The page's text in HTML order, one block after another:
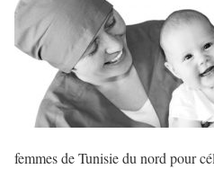
femmes de Tunisie du nord pour